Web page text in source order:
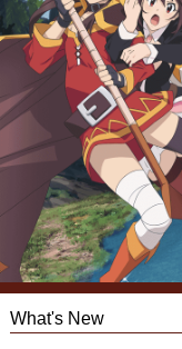
What's New